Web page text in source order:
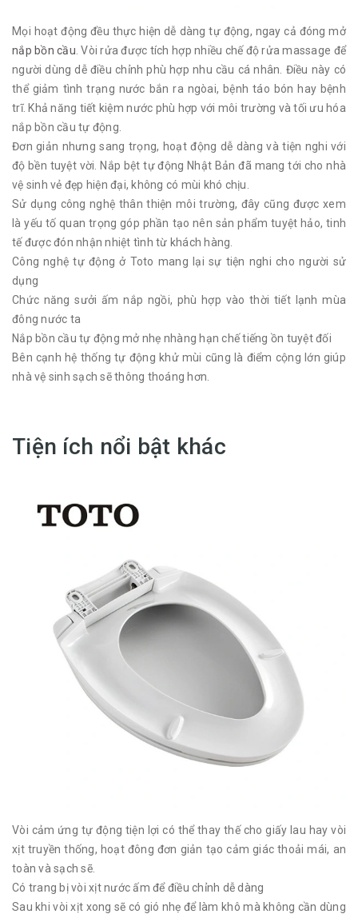
Mọi hoạt động đều thực hiện dễ dàng tự động, ngay cả đóng mở
nắp bồn cầu. Vòi rửa được tích hợp nhiều chế độ rửa massage để
người dùng dễ điều chỉnh phù hợp nhu cầu cá nhân. Điều này có
thể giảm tình trạng nước bắn ra ngòai, bệnh táo bón hay bệnh
trĩ. Khả năng tiết kiệm nước phù hợp với môi trường và tối ưu hóa
nắp bồn cầu tự động.
Đơn giản nhưng sang trọng, hoạt động dễ dàng và tiện nghi với
độ bền tuyệt vời. Nắp bệt tự động Nhật Bản đã mang tới cho nhà
vệ sinh vẻ đẹp hiện đại, không có mùi khó chịu.
Sử dụng công nghệ thân thiện môi trường, đây cũng được xem
là yếu tố quan trọng góp phần tạo nên sản phẩm tuyệt hảo, tinh
tế được đón nhận nhiệt tình từ khách hàng.
Công nghệ tự động ở Toto mang lại sự tiện nghi cho người sử
dụng
Chức năng sưởi ấm nắp ngồi, phù hợp vào thời tiết lạnh mùa
đông nước ta
Nắp bồn cầu tự động mở nhẹ nhàng hạn chế tiếng ồn tuyệt đối
Bên cạnh hệ thống tự động khử mùi cũng là điểm cộng lớn giúp
nhà vệ sinh sạch sẽ thông thoáng hơn.
Tiện ích nổi bật khác
Vòi cảm ứng tự động tiện lợi có thể thay thế cho giấy lau hay vòi
xịt truyền thống, hoạt đông đơn giản tạo cảm giác thoải mái, an
toàn và sạch sẽ.
Có trang bị vòi xịt nước ấm để điều chỉnh dễ dàng
Sau khi vòi xịt xong sẽ có gió nhẹ để làm khô mà không cần dùng